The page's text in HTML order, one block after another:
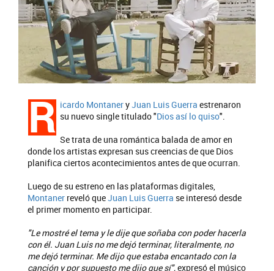
R icardo MontaneryJuan Luis Guerra estrenaron
su nuevo single titulado "Dios así lo quiso".
Se trata de una romántica balada de amor en
donde los artistas expresan sus creencias de que Dios
planifica ciertos acontecimientos antes de que ocurran.
Luego de su estreno en las plataformas digitales,
Montaner reveló queJuan Luis Guerra se interesó desde
el primer momento en participar.
"Le mostré el tema y le dije que soñaba con poder hacerla
con él. Juan Luis no me dejó terminar, literalmente, no
me dejó terminar. Me dijo que estaba encantado con la
canción y por supuesto me dijo que sí",expresó el músico